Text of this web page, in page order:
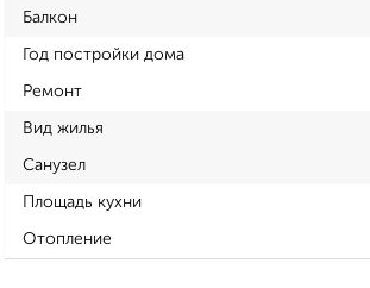
Балкон
Год постройки дома
Ремонт
Вид жилья
Санузел
Площадь кухни
Отопление